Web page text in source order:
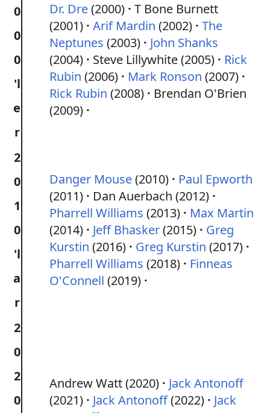
0
0
0
'l
e
r
Dr. Dre(2000) T Bone Burnett
(2001) Arif Mardin (2002) The
Neptunes (2003)
John Shanks
(2004)
Steve Lillywhite (2005)
Rick
Rubin (2006) Mark Ronson (2007)
Rick Rubin (2008)
Brendan O'Brien
(2009)
2
0
1
0
'l
a
r
Danger Mouse(2010)
Paul Epworth
(2011)
Dan Auerbach (2012)
Pharrell Williams (2013)
Max Martin
(2014)
Jeff Bhasker(2015)
Greg
Kurstin (2016) Greg Kurstin (2017)
Pharrell Williams (2018)
Finneas
O'Connell (2019)
2
0
2
0
Andrew Watt (2020)
Jack Antonoff
(2021)
Jack Antonoff(2022)
Jack